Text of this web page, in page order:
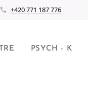
+420 771 187 776
TRE PSYCH - K